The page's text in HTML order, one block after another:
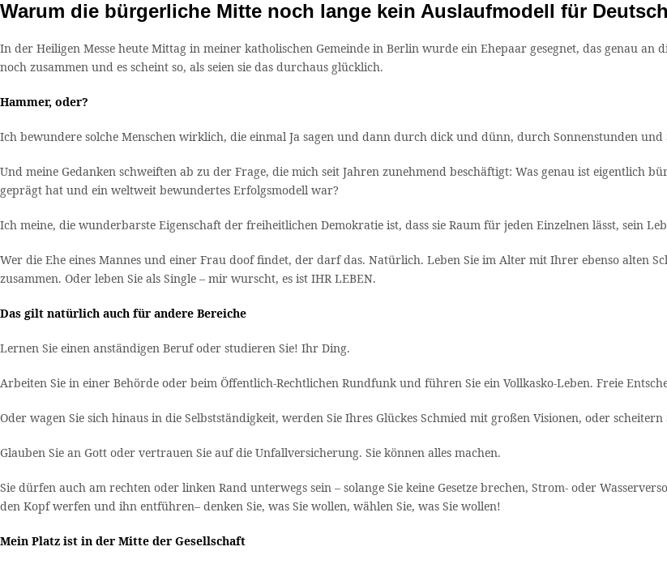
Warum die bürgerliche Mitte noch lange kein Auslaufmodell für
In der Heiligen Messe heute Mittag in meiner katholischen Gemeinde in Berlin wurde ein Ehepaar gesegnet, das genau
noch zusammen und es scheint so, als seien sie das durchaus glücklich.
Hammer, oder?
Ich bewundere solche Menschen wirklich, die einmal Ja sagen und dann durch dick und dünn, durch Sonnenstunden
Und meine Gedanken schweiften ab zu der Frage, die mich seit Jahren zunehmend beschäftigt: Was genau ist eigentlich
geprägt hat und ein weltweit bewundertes Erfolgsmodell war?
Ich meine, die wunderbarste Eigenschaft der freiheitlichen Demokratie ist, dass sie Raum für jeden Einzelnen lässt, sein
Wer die Ehe eines Mannes und einer Frau doof findet, der darf das. Natürlich. Leben Sie im Alter mit Ihrer ebenso alten
zusammen. Oder leben Sie als Single – mir wurscht, es ist IHR LEBEN.
Das gilt natürlich auch für andere Bereiche
Lernen Sie einen anständigen Beruf oder studieren Sie! Ihr Ding.
Arbeiten Sie in einer Behörde oder beim Öffentlich-Rechtlichen Rundfunk und führen Sie ein Vollkasko-Leben. Freie
Oder wagen Sie sich hinaus in die Selbstständigkeit, werden Sie Ihres Glückes Schmied mit großen Visionen, oder
Glauben Sie an Gott oder vertrauen Sie auf die Unfallversicherung. Sie können alles machen.
Sie dürfen auch am rechten oder linken Rand unterwegs sein – solange Sie keine Gesetze brechen, Strom- oder
den Kopf werfen und ihn entführen– denken Sie, was Sie wollen, wählen Sie, was Sie wollen!
Mein Platz ist in der Mitte der Gesellschaft